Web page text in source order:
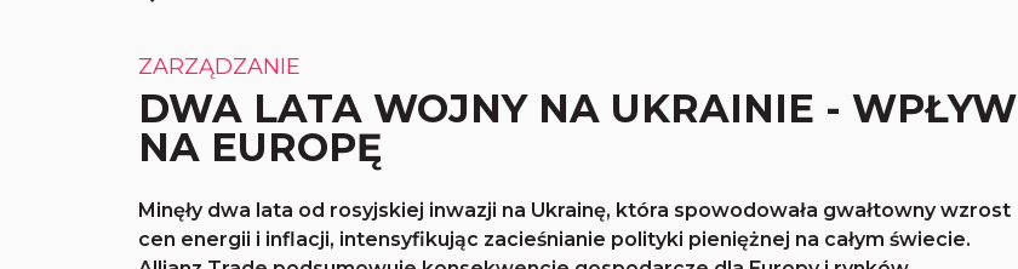
ZARZĄDZANIE
DWA LATA WOJNY NA UKRAINIE - WPŁYW
NA EUROPĘ
Minęły dwa lata od rosyjskiej inwazji na Ukrainę, która spowodowała gwałtowny wzrost
cen energii i inflacji, intensyfikując zacieśnianie polityki pieniężnej na całym świecie.